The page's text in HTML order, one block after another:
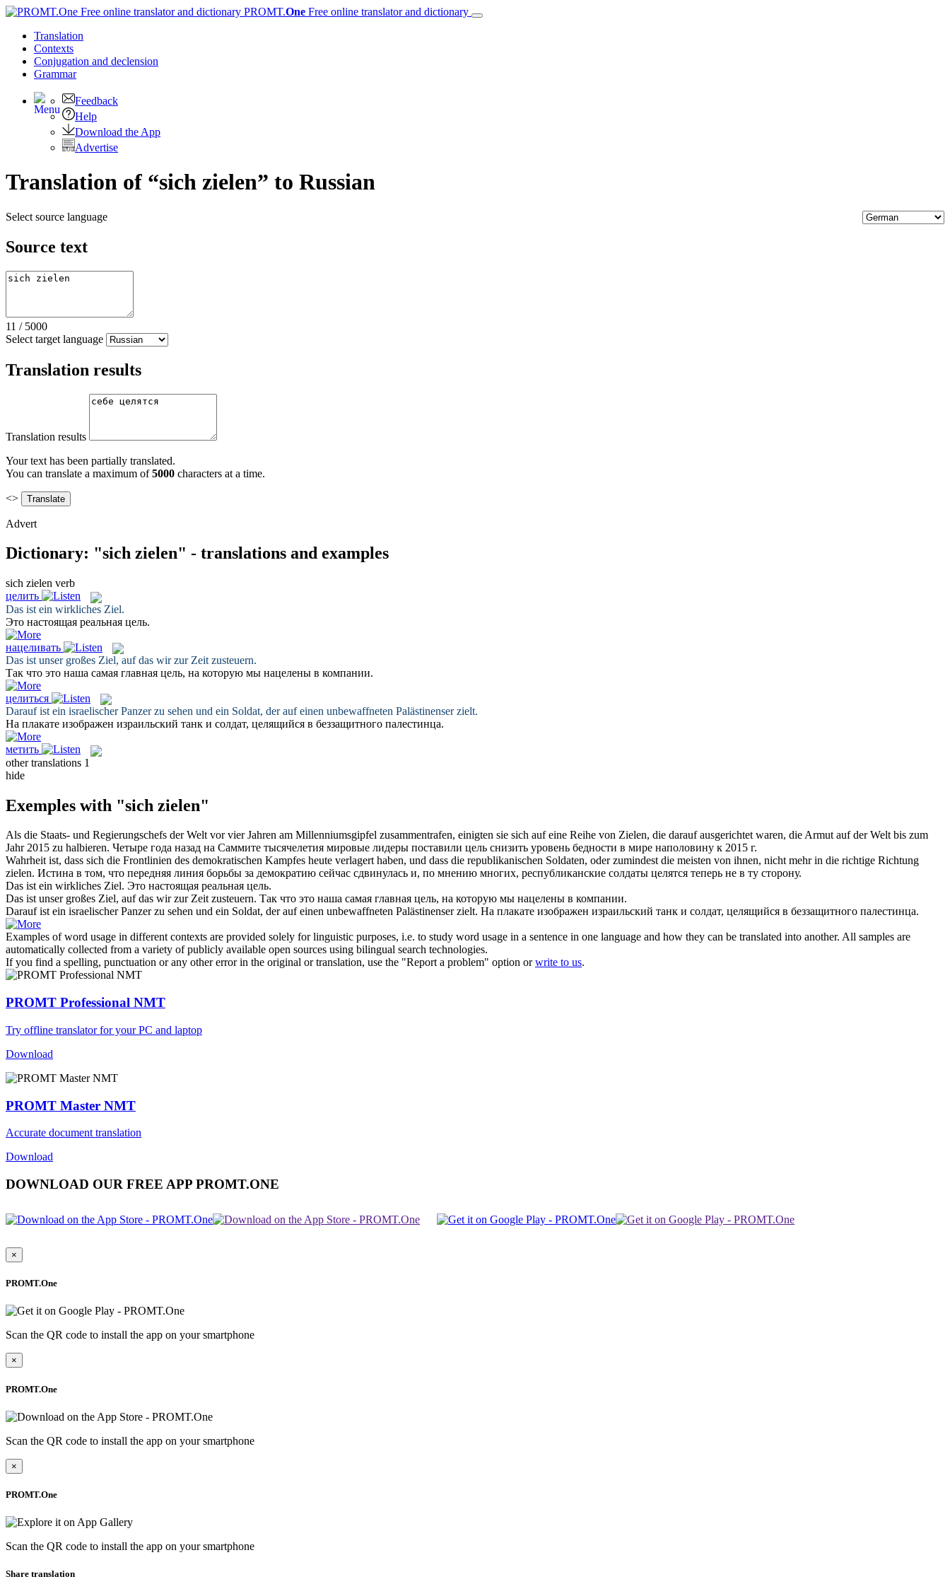
PROMT.One Free online translator and dictionary
Translation
Contexts
Conjugation and declension
Grammar
Feedback
Help
Download the App
Advertise
Translation of “sich zielen” to Russian
Select source language
Source text
11 / 5000
Select target language
Translation results
Translation results
Your text has been partially translated.
You can translate a maximum of5000 characters at a time.
<>
Advert
Dictionary: "sich zielen" - translations and examples
sich zielen verb
целить
Das ist ein wirkliches Ziel.
Это настоящая реальная цель.
нацеливать
Das ist unser großes Ziel, auf das wir zur Zeit zusteuern.
Так что это наша самая главная цель, на которую мы нацелены в компании.
целиться
Darauf ist ein israelischer Panzer zu sehen und ein Soldat, der auf einen unbewaffneten Palästinenserzielt.
На плакате изображен израильский танк и солдат, целящийся в беззащитного палестинца.
метить
other translations 1
hide
Exemples with "sich zielen"
Als die Staats- und Regierungschefs der Welt vor vier Jahren am Millenniumsgipfel zusammentrafen, einigten sie sich auf eine Reihe von Zielen, die darauf ausgerichtet waren, die Armut auf der Welt bis zum
Jahr 2015 zu halbieren. Четыре года назад на Саммите тысячелетия мировые лидеры поставили цель снизить уровень бедности в мире наполовину к 2015 г.
Wahrheit ist, dass sich die Frontlinien des demokratischen Kampfes heute verlagert haben, und dass die republikanischen Soldaten, oder zumindest die meisten von ihnen, nicht mehr in die richtige Richtung
zielen. Истина в том, что передняя линия борьбы за демократию сейчас сдвинулась и, по мнению многих, республиканские солдаты целятся теперь не в ту сторону.
Das ist ein wirkliches Ziel. Это настоящая реальная цель.
Das ist unser großes Ziel, auf das wir zur Zeit zusteuern. Так что это наша самая главная цель, на которую мы нацелены в компании.
Darauf ist ein israelischer Panzer zu sehen und ein Soldat, der auf einen unbewaffneten Palästinenserzielt. На плакате изображен израильский танк и солдат, целящийся в беззащитного палестинца.
Examples of word usage in different contexts are provided solely for linguistic purposes, i.e. to study word usage in a sentence in one language and how they can be translated into another. All samples are
automatically collected from a variety of publicly available open sources using bilingual search technologies.
If you find a spelling, punctuation or any other error in the original or translation, use the "Report a problem" option orwrite to us.
PROMT Professional NMT
Try offline translator for your PC and laptop
Download
PROMT Master NMT
Accurate document translation
Download
DOWNLOAD OUR FREE APP PROMT.ONE
×
PROMT.One
Scan the QR code to install the app on your smartphone
×
PROMT.One
Scan the QR code to install the app on your smartphone
×
PROMT.One
Scan the QR code to install the app on your smartphone
Share translation